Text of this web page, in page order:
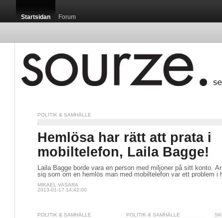
Startsidan Forum
POLITIK & SAMHÄLLE
Hemlösa har rätt att prata i
mobiltelefon, Laila Bagge!
Laila Bagge borde vara en person med miljoner på sitt konto.
sig som om en hemlös man med mobiltelefon var ett problem i
MIKAEL VASARA
2013-01-17 14:42:00
POLITIK & SAMHÄLLE POLITIK & SAMHÄLLE